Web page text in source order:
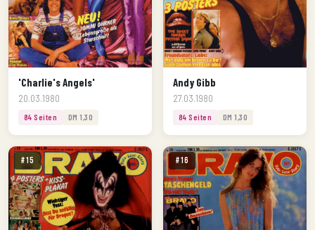
'Charlie's Angels'
20.03.1980
84 Seiten DM 1,30
Andy Gibb
27.03.1980
84 Seiten DM 1,30
#15 #16